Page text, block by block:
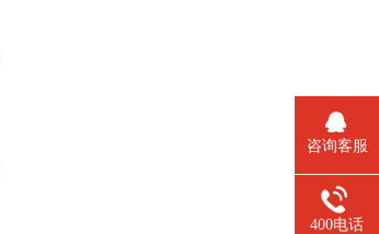
咨询客服
400电话